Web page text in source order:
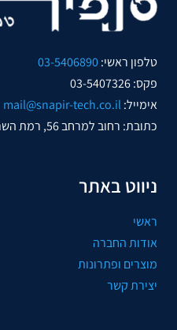
טלפון ראשי:03-5406890
פקס: 03-5407326
אימייל:mail@snapir-tech.co.il
כתובת: רחוב למרחב 56, רמת השרון, מיקוד: 4722605
ניווט באתר
ראשי
אודות החברה
מוצרים ופתרונות
יצירת קשר